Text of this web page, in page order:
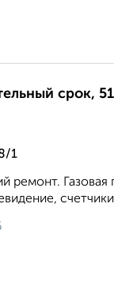
срок,
1
ремонт. Газовая